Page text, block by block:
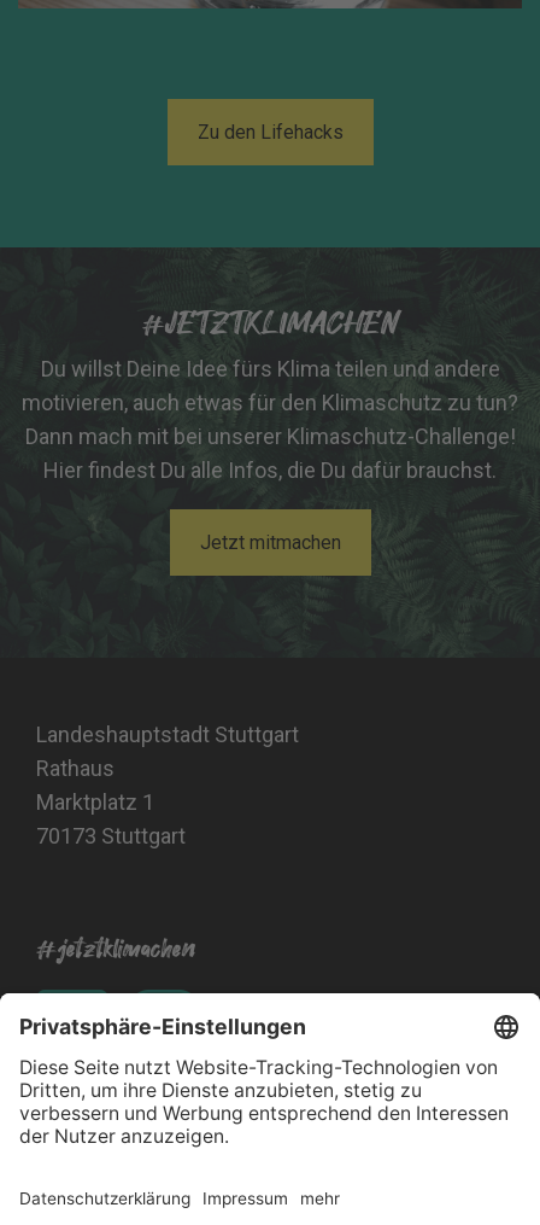
Zu den Lifehacks
#JETZTKLIMACHEN
Du willst Deine Idee fürs Klima teilen und andere
motivieren, auch etwas für den Klimaschutz zu tun?
Dann mach mit bei unserer Klimaschutz-Challenge!
Hier findest Du alle Infos, die Du dafür brauchst.
Jetzt mitmachen
Landeshauptstadt Stuttgart
Rathaus
Marktplatz 1
70173 Stuttgart
#jetztklimachen